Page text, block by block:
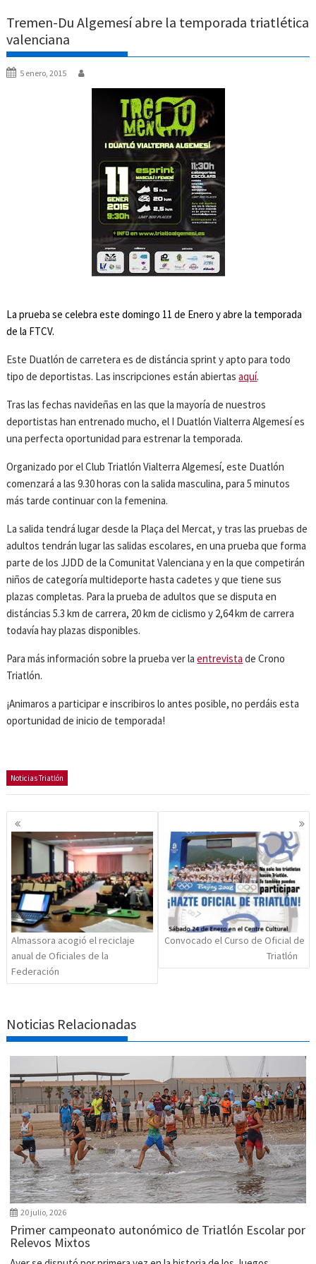
Tremen-Du Algemesí abre la temporada triatlética
valenciana
5 enero, 2015
La prueba se celebra este domingo 11 de Enero y abre la temporada
de la FTCV.
Este Duatlón de carretera es de distáncia sprint y apto para todo
tipo de deportistas. Las inscripciones están abiertasaquí.
Tras las fechas navideñas en las que la mayoría de nuestros
deportistas han entrenado mucho, el I Duatlón Vialterra Algemesí es
una perfecta oportunidad para estrenar la temporada.
Organizado por el Club Triatlón Vialterra Algemesí, este Duatlón
comenzará a las 9.30 horas con la salida masculina, para 5 minutos
más tarde continuar con la femenina.
La salida tendrá lugar desde la Plaça del Mercat, y tras las pruebas de
adultos tendrán lugar las salidas escolares, en una prueba que forma
parte de los JJDD de la Comunitat Valenciana y en la que competirán
niños de categoría multideporte hasta cadetes y que tiene sus
plazas completas. Para la prueba de adultos que se disputa en
distáncias 5.3 km de carrera, 20 km de ciclismo y 2,64 km de carrera
todavía hay plazas disponibles.
Para más información sobre la prueba ver laentrevista de Crono
Triatlón.
¡Animaros a participar e inscribiros lo antes posible, no perdáis esta
oportunidad de inicio de temporada!
Noticias Triatlón
Navegación
de
entradas
Almassora acogió el reciclaje
anual de Oficiales de la
Federación
Convocado el Curso de Oficial de
Triatlón
Noticias Relacionadas
20 julio, 2026
Primer campeonato autonómico de Triatlón Escolar por
Relevos Mixtos